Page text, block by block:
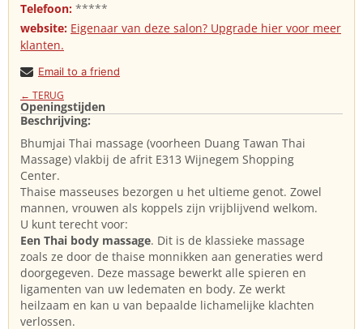
Telefoon: *****
website: Eigenaar van deze salon? Upgrade hier voor meer
klanten.
Email to a friend
← TERUG
Openingstijden
Beschrijving:
Bhumjai Thai massage (voorheen Duang Tawan Thai
Massage) vlakbij de afrit E313 Wijnegem Shopping
Center.
Thaise masseuses bezorgen u het ultieme genot. Zowel
mannen, vrouwen als koppels zijn vrijblijvend welkom.
U kunt terecht voor:
Een Thai body massage. Dit is de klassieke massage
zoals ze door de thaise monnikken aan generaties werd
doorgegeven. Deze massage bewerkt alle spieren en
ligamenten van uw ledematen en body. Ze werkt
heilzaam en kan u van bepaalde lichamelijke klachten
verlossen.